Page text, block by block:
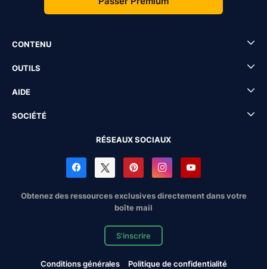
CONTENU
OUTILS
AIDE
SOCIÉTÉ
RÉSEAUX SOCIAUX
Obtenez des ressources exclusives directement dans votre
boîte mail
S'inscrire
Conditions générales
Politique de confidentialité